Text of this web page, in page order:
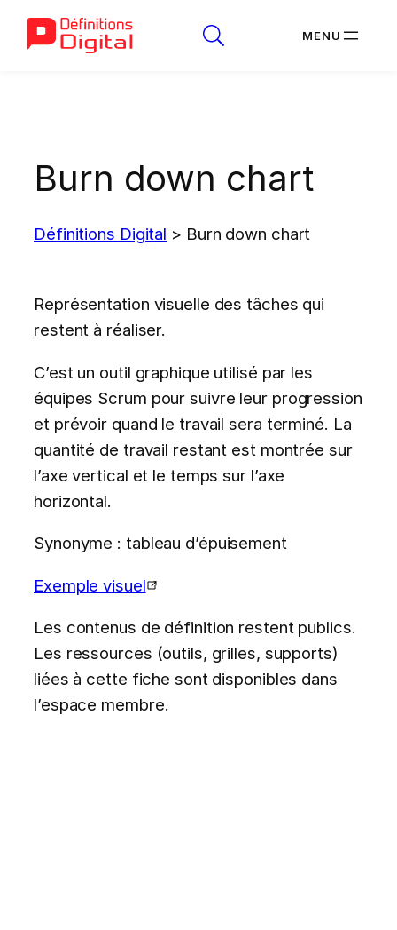
Burn down chart
Définitions Digital > Burn down chart
Représentation visuelle des tâches qui
restent à réaliser.
C’est un outil graphique utilisé par les
équipes Scrum pour suivre leur progression
et prévoir quand le travail sera terminé. La
quantité de travail restant est montrée sur
l’axe vertical et le temps sur l’axe
horizontal.
Synonyme : tableau d’épuisement
Exemple visuel
Les contenus de définition restent publics.
Les ressources (outils, grilles, supports)
liées à cette fiche sont disponibles dans
l’espace membre.